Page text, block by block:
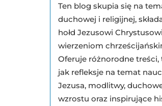
Ten blog skupia się na
duchowej i religijnej,
hołd Jezusowi
wierzeniom
Oferuje różnorodne treści,
jak refleksje na temat
Jezusa, modlitwy,
wzrostu oraz inspirujące